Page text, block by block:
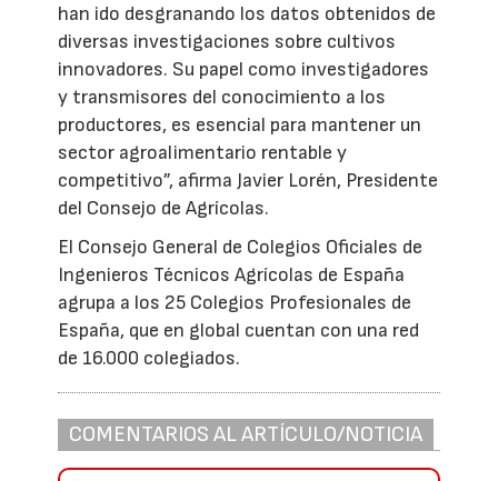
han ido desgranando los datos obtenidos de
diversas investigaciones sobre cultivos
innovadores. Su papel como investigadores
y transmisores del conocimiento a los
productores, es esencial para mantener un
sector agroalimentario rentable y
competitivo”, afirma Javier Lorén, Presidente
del Consejo de Agrícolas.
El Consejo General de Colegios Oficiales de
Ingenieros Técnicos Agrícolas de España
agrupa a los 25 Colegios Profesionales de
España, que en global cuentan con una red
de 16.000 colegiados.
COMENTARIOS AL ARTÍCULO/NOTICIA